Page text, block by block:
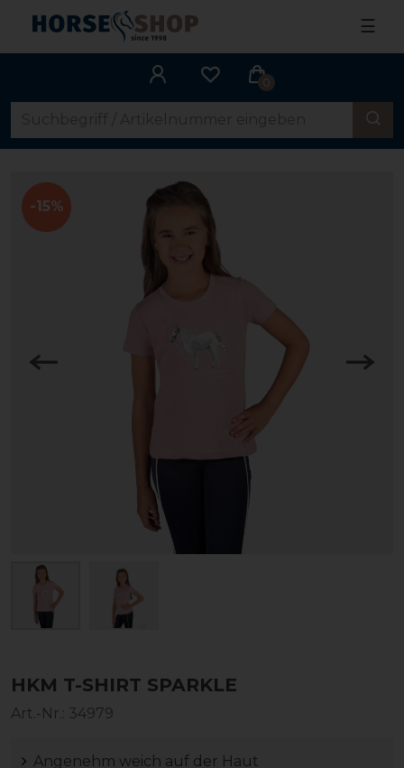
☰
0
-15%
HKM T-SHIRT SPARKLE
Art.-Nr.: 34979
Angenehm weich auf der Haut